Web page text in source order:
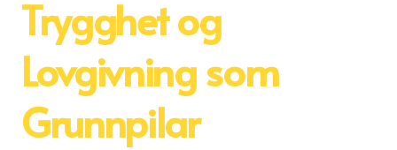
Trygghet og
Lovgivning som
Grunnpilar